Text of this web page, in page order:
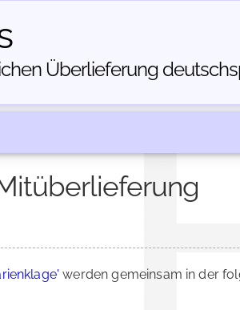
Über­lieferung
werden gemeinsam in der